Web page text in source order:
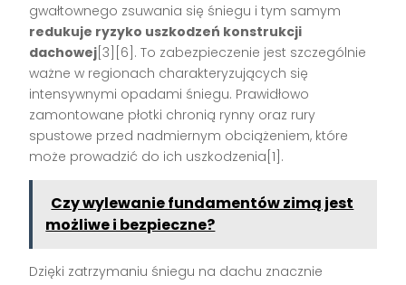
gwałtownego zsuwania się śniegu i tym samym
redukuje ryzyko uszkodzeń konstrukcji
dachowej[3][6]. To zabezpieczenie jest szczególnie
ważne w regionach charakteryzujących się
intensywnymi opadami śniegu. Prawidłowo
zamontowane płotki chronią rynny oraz rury
spustowe przed nadmiernym obciążeniem, które
może prowadzić do ich uszkodzenia[1].
Czy wylewanie fundamentów zimą jest
możliwe i bezpieczne?
Dzięki zatrzymaniu śniegu na dachu znacznie